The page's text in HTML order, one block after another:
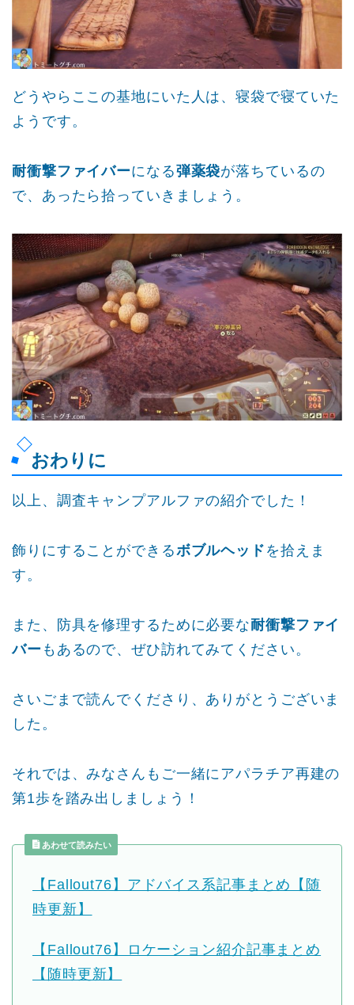
どうやらここの基地にいた人は、寝袋で寝ていた
ようです。
耐衝撃ファイバーになる弾薬袋が落ちているの
で、あったら拾っていきましょう。
おわりに
以上、調査キャンプアルファの紹介でした！
飾りにすることができるボブルヘッド を拾えま
す。
また、防具を修理するために必要な耐衝撃ファイ
バー もあるので、ぜひ訪れてみてください。
さいごまで読んでくださり、ありがとうございま
した。
それでは、みなさんもご一緒にアパラチア再建の
第1歩を踏み出しましょう！
あわせて読みたい
【Fallout76】アドバイス系記事まとめ【随
時更新】
【Fallout76】ロケーション紹介記事まとめ
【随時更新】